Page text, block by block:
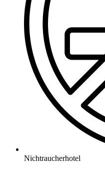
Nichtraucherhotel